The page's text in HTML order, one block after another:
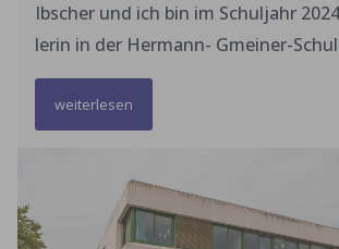
Ibscher und ich bin im Schuljahr
lerin in der Hermann- Gmeiner-
darf ich Ihre Kinder in den
Fächern, wie beispielsweise in
Rechnen. Auf spielerische und
Weise vertiefen wir gemeinsam das
weiterlesen